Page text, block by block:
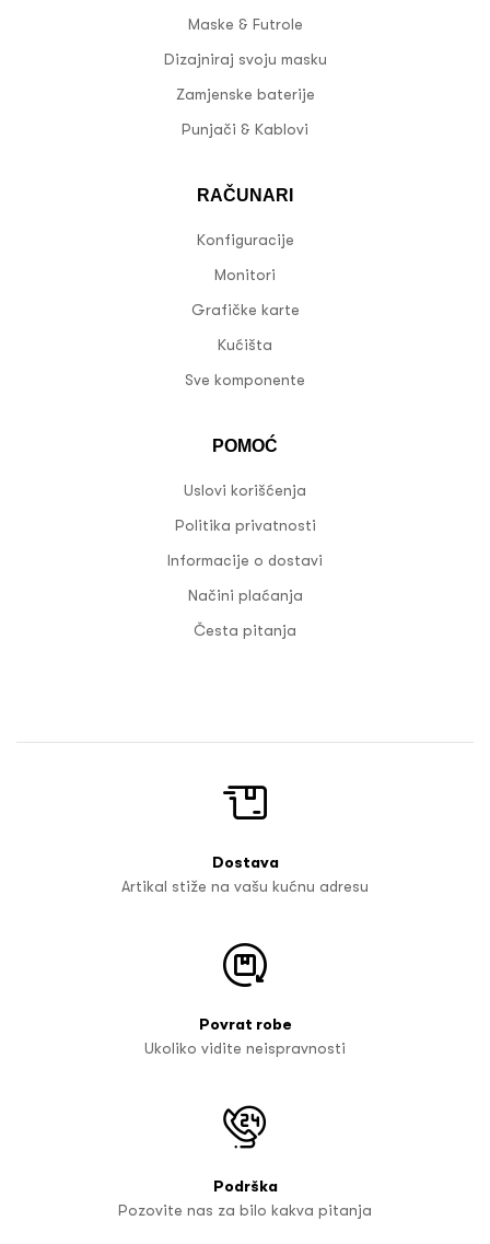
Maske & Futrole
Dizajniraj svoju masku
Zamjenske baterije
Punjači & Kablovi
RAČUNARI
Konfiguracije
Monitori
Grafičke karte
Kućišta
Sve komponente
POMOĆ
Uslovi korišćenja
Politika privatnosti
Informacije o dostavi
Načini plaćanja
Česta pitanja
Dostava
Artikal stiže na vašu kućnu adresu
Povrat robe
Ukoliko vidite neispravnosti
Podrška
Pozovite nas za bilo kakva pitanja